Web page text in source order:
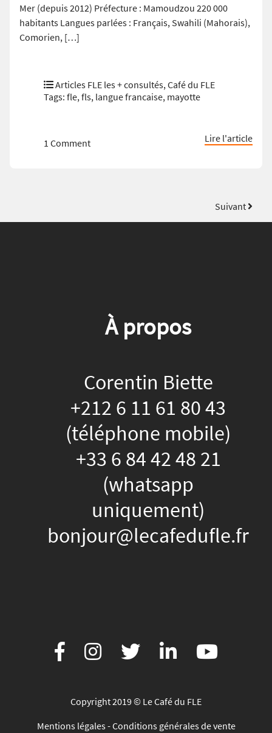
Mer (depuis 2012) Préfecture : Mamoudzou 220 000
habitants Langues parlées : Français, Swahili (Mahorais),
Comorien, […]
Articles FLE les + consultés, Café du FLE
Tags: fle, fls, langue francaise, mayotte
1 Comment Lire l'article
Suivant
À propos
Corentin Biette
+212 6 11 61 80 43
(téléphone mobile)
+33 6 84 42 48 21
(whatsapp
uniquement)
bonjour@lecafedufle.fr
Copyright 2019 © Le Café du FLE
Mentions légales-Conditions générales de vente